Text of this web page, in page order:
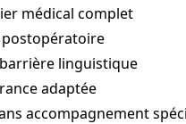
médical complet
postopératoire
linguistique
adaptée
accompagnement